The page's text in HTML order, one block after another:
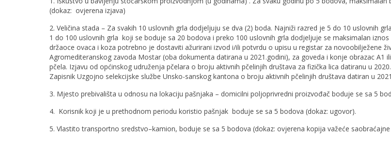
(dokaz: ovjerena izjava)
2. Veličina stada – Za svakih 10 uslovnih grla dodjeljuju se dva (2) boda. Najniži razred je 5 do 10 uslovnih
1 do 100 uslovnih grla koji se boduje sa 20 bodova i preko 100 uslovnih grla dodjeljuje se maksimalan
držaoce ovaca i koza potrebno je dostaviti ažurirani izvod i/ili potvrdu o upisu u registar za novoobilježene
Agromediteranskog zavoda Mostar (oba dokumenta datirana u 2021.godini), za goveda i konje obrazac A1
pčela. Izjavu od općinskog udruženja pčelara o broju aktivnih pčelinjih društava za fizička lica datiranu u
Zapisnik Uzgojno selekcijske službe Unsko-sanskog kantona o broju aktivnih pčelinjih društava
3. Mjesto prebivališta u odnosu na lokaciju pašnjaka – domicilni poljoprivredni proizvođač boduje se sa 5
4. Korisnik koji je u prethodnom periodu koristio pašnjak boduje se sa 5 bodova (dokaz: ugovor).
5. Vlastito transportno sredstvo–kamion, boduje se sa 5 bodova (dokaz: ovjerena kopija važeće